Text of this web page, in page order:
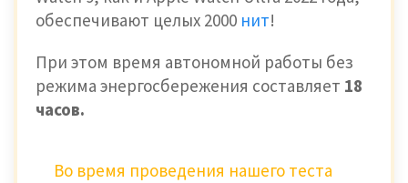
обеспечивают целых 2000 нит!
При этом время автономной работы без
режима энергосбережения составляет 18
часов.
Во время проведения нашего теста